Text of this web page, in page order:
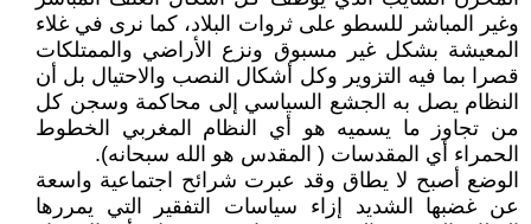
وغير المباشر للسطو على ثروات البلاد، كما نرى في غلاء
المعيشة بشكل غير مسبوق ونزع الأراضي والممتلكات
قصرا بما فيه التزوير وكل أشكال النصب والاحتيال بل أن
النظام يصل به الجشع السياسي إلى محاكمة وسجن كل
من تجاوز ما يسميه هو أي النظام المغربي الخطوط
الحمراء أي المقدسات ( المقدس هو الله سبحانه).
الوضع أصبح لا يطاق وقد عبرت شرائح اجتماعية واسعة
عن غضبها الشديد إزاء سياسات التفقير التي يمررها